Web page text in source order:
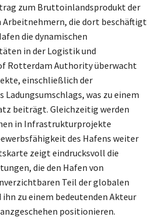
zum Bruttoinlandsprodukt der
Arbeitnehmern, die dort beschäftigt
die dynamischen
in der Logistik und
Rotterdam Authority überwacht
einschließlich der
Ladungsumschlags, was zu einem
beiträgt. Gleichzeitig werden
in Infrastrukturprojekte
des Hafens weiter
zeigt eindrucksvoll die
die den Hafen von
Teil der globalen
zu einem bedeutenden Akteur
positionieren.